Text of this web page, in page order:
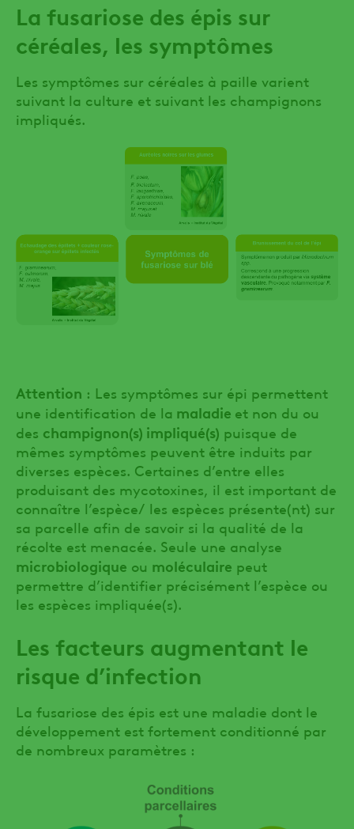
La fusariose des épis sur
céréales, les symptômes
Les symptômes sur céréales à paille varient
suivant la culture et suivant les champignons
impliqués.
Attention : Les symptômes sur épi permettent
une identification de la maladie et non du ou
des champignon(s) impliqué(s) puisque de
mêmes symptômes peuvent être induits par
diverses espèces. Certaines d’entre elles
produisant des mycotoxines, il est important de
connaître l’espèce/ les espèces présente(nt) sur
sa parcelle afin de savoir si la qualité de la
récolte est menacée. Seule une analyse
microbiologique ou moléculaire peut
permettre d’identifier précisément l’espèce ou
les espèces impliquée(s).
Les facteurs augmentant le
risque d’infection
La fusariose des épis est une maladie dont le
développement est fortement conditionné par
de nombreux paramètres :